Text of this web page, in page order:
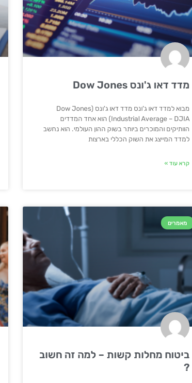
מדד דאו ג'ונס Dow Jones
מבוא למדד דאו ג'ונס מדד דאו ג'ונס (Dow Jones
Industrial Average – DJIA) הוא אחד המדדים
הוותיקים והמוכרים ביותר בשוק ההון העולמי. הוא נחשב
למדד המייצג את השוק הכללי בארצות
קרא עוד »
מאמרים
ביטוח מחלות קשות – למה זה חשוב
?